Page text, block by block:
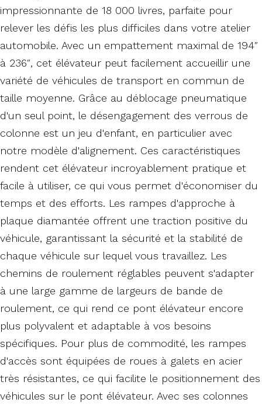
impressionnante de 18 000 livres, parfaite pour
relever les défis les plus difficiles dans votre atelier
automobile. Avec un empattement maximal de 194″
à 236″, cet élévateur peut facilement accueillir une
variété de véhicules de transport en commun de
taille moyenne. Grâce au déblocage pneumatique
d'un seul point, le désengagement des verrous de
colonne est un jeu d'enfant, en particulier avec
notre modèle d'alignement. Ces caractéristiques
rendent cet élévateur incroyablement pratique et
facile à utiliser, ce qui vous permet d'économiser du
temps et des efforts. Les rampes d'approche à
plaque diamantée offrent une traction positive du
véhicule, garantissant la sécurité et la stabilité de
chaque véhicule sur lequel vous travaillez. Les
chemins de roulement réglables peuvent s'adapter
à une large gamme de largeurs de bande de
roulement, ce qui rend ce pont élévateur encore
plus polyvalent et adaptable à vos besoins
spécifiques. Pour plus de commodité, les rampes
d'accès sont équipées de roues à galets en acier
très résistantes, ce qui facilite le positionnement des
véhicules sur le pont élévateur. Avec ses colonnes